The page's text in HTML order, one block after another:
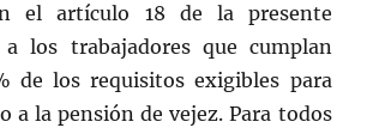
el artículo 18 de la presente
a los trabajadores que cumplan
de los requisitos exigibles para
a la pensión de vejez. Para todos